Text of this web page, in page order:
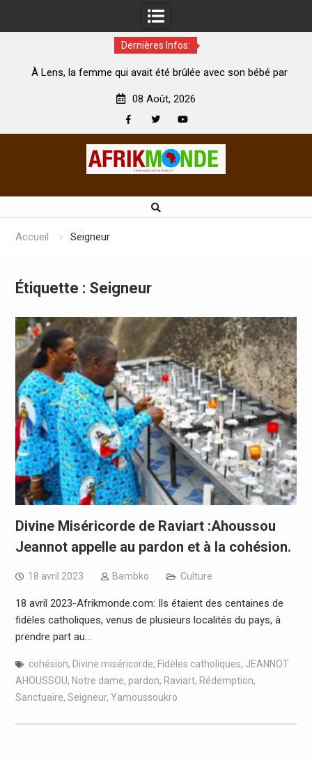
Dernières Infos:
la femme qui avait été brûlée avec son bébé par
08 Août, 2026
Accueil Seigneur
Étiquette : Seigneur
Divine Miséricorde de Raviart :Ahoussou
Jeannot appelle au pardon et à la cohésion.
18 avril 2023 Bambko Culture
18 avril 2023-Afrikmonde.com: Ils étaient des centaines de
fidèles catholiques, venus de plusieurs localités du pays, à
prendre part au…
cohésion, Divine miséricorde, Fidèles catholiques, JEANNOT
AHOUSSOU, Notre dame, pardon, Raviart, Rédemption,
Sanctuaire, Seigneur, Yamoussoukro